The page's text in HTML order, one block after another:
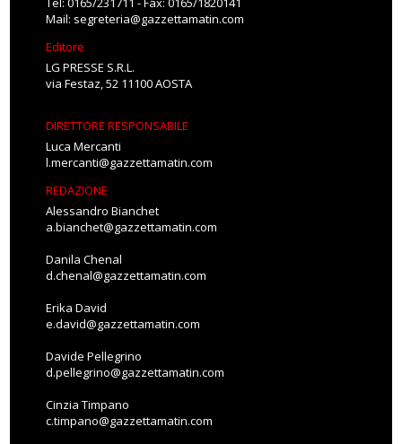
Mail: segreteria@gazzettamatin.com
Editore
LG PRESSE S.R.L.
via Festaz, 52 11100 AOSTA
DIRETTORE RESPONSABILE
Luca Mercanti
l.mercanti@gazzettamatin.com
REDAZIONE
Alessandro Bianchet
a.bianchet@gazzettamatin.com
Danila Chenal
d.chenal@gazzettamatin.com
Erika David
e.david@gazzettamatin.com
Davide Pellegrino
d.pellegrino@gazzettamatin.com
Cinzia Timpano
c.timpano@gazzettamatin.com